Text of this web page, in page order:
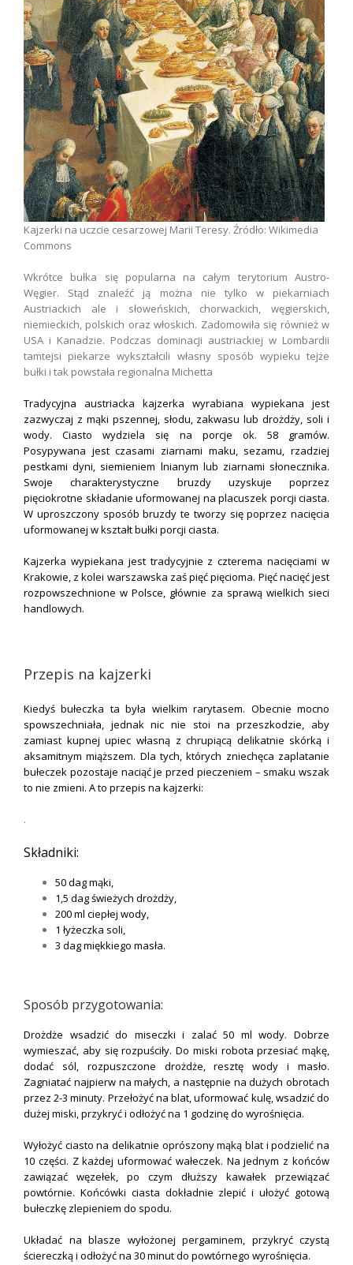
Kajzerki na uczcie cesarzowej Marii Teresy. Źródło: Wikimedia
Commons
Wkrótce bułka się popularna na całym terytorium Austro-
Węgier. Stąd znaleźć ją można nie tylko w piekarniach
Austriackich ale i słoweńskich, chorwackich, węgierskich,
niemieckich, polskich oraz włoskich. Zadomowiła się również w
USA i Kanadzie. Podczas dominacji austriackiej w Lombardii
tamtejsi piekarze wykształcili własny sposób wypieku tejże
bułki i tak powstała regionalna Michetta
Tradycyjna austriacka kajzerka wyrabiana wypiekana jest
zazwyczaj z mąki pszennej, słodu, zakwasu lub drożdży, soli i
wody. Ciasto wydziela się na porcje ok. 58 gramów.
Posypywana jest czasami ziarnami maku, sezamu, rzadziej
pestkami dyni, siemieniem lnianym lub ziarnami słonecznika.
Swoje charakterystyczne bruzdy uzyskuje poprzez
pięciokrotne składanie uformowanej na placuszek porcji ciasta.
W uproszczony sposób bruzdy te tworzy się poprzez nacięcia
uformowanej w kształt bułki porcji ciasta.
Kajzerka wypiekana jest tradycyjnie z czterema nacięciami w
Krakowie, z kolei warszawska zaś pięć pięcioma. Pięć nacięć jest
rozpowszechnione w Polsce, głównie za sprawą wielkich sieci
handlowych.
Przepis na kajzerki
Kiedyś bułeczka ta była wielkim rarytasem. Obecnie mocno
spowszechniała, jednak nic nie stoi na przeszkodzie, aby
zamiast kupnej upiec własną z chrupiącą delikatnie skórką i
aksamitnym miąższem. Dla tych, których zniechęca zaplatanie
bułeczek pozostaje naciąć je przed pieczeniem – smaku wszak
to nie zmieni. A to przepis na kajzerki:
.
Składniki:
50 dag mąki,
1,5 dag świeżych drożdży,
200 ml ciepłej wody,
1 łyżeczka soli,
3 dag miękkiego masła.
Sposób przygotowania:
Drożdże wsadzić do miseczki i zalać 50 ml wody. Dobrze
wymieszać, aby się rozpuściły. Do miski robota przesiać mąkę,
dodać sól, rozpuszczone drożdże, resztę wody i masło.
Zagniatać najpierw na małych, a następnie na dużych obrotach
przez 2-3 minuty. Przełożyć na blat, uformować kulę, wsadzić do
dużej miski, przykryć i odłożyć na 1 godzinę do wyrośnięcia.
Wyłożyć ciasto na delikatnie oprószony mąką blat i podzielić na
10 części. Z każdej uformować wałeczek. Na jednym z końców
zawiązać węzełek, po czym dłuższy kawałek przewiązać
powtórnie. Końcówki ciasta dokładnie zlepić i ułożyć gotową
bułeczkę zlepieniem do spodu.
Układać na blasze wyłożonej pergaminem, przykryć czystą
ściereczką i odłożyć na 30 minut do powtórnego wyrośnięcia.